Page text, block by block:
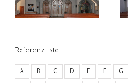
Referenzliste
A B C D E F G